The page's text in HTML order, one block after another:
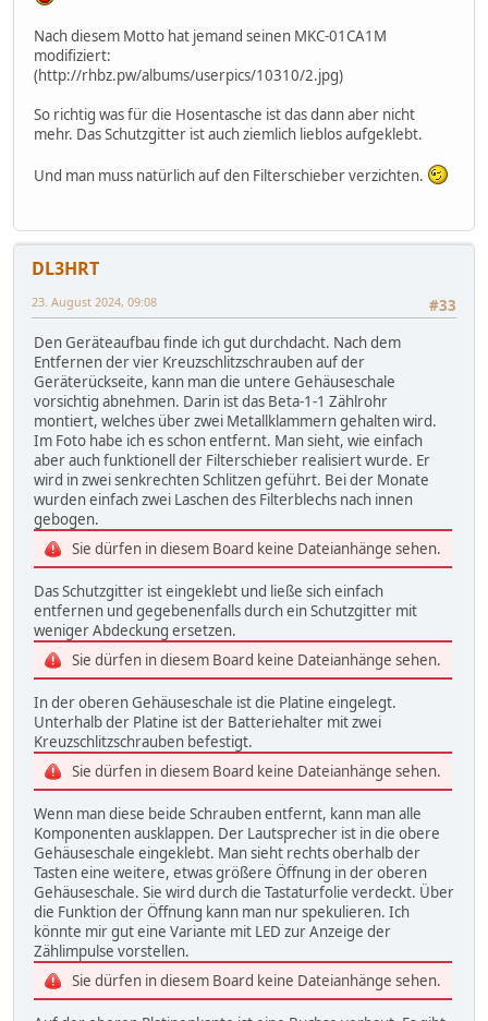
Nach diesem Motto hat jemand seinen MKC-01CA1M
modifiziert:
(http://rhbz.pw/albums/userpics/10310/2.jpg)
So richtig was für die Hosentasche ist das dann aber nicht
mehr. Das Schutzgitter ist auch ziemlich lieblos aufgeklebt.
Und man muss natürlich auf den Filterschieber verzichten.
DL3HRT
#33
23. August 2024, 09:08
Den Geräteaufbau finde ich gut durchdacht. Nach dem
Entfernen der vier Kreuzschlitzschrauben auf der
Geräterückseite, kann man die untere Gehäuseschale
vorsichtig abnehmen. Darin ist das Beta-1-1 Zählrohr
montiert, welches über zwei Metallklammern gehalten wird.
Im Foto habe ich es schon entfernt. Man sieht, wie einfach
aber auch funktionell der Filterschieber realisiert wurde. Er
wird in zwei senkrechten Schlitzen geführt. Bei der Monate
wurden einfach zwei Laschen des Filterblechs nach innen
gebogen.
Sie dürfen in diesem Board keine Dateianhänge sehen.
Das Schutzgitter ist eingeklebt und ließe sich einfach
entfernen und gegebenenfalls durch ein Schutzgitter mit
weniger Abdeckung ersetzen.
Sie dürfen in diesem Board keine Dateianhänge sehen.
In der oberen Gehäuseschale ist die Platine eingelegt.
Unterhalb der Platine ist der Batteriehalter mit zwei
Kreuzschlitzschrauben befestigt.
Sie dürfen in diesem Board keine Dateianhänge sehen.
Wenn man diese beide Schrauben entfernt, kann man alle
Komponenten ausklappen. Der Lautsprecher ist in die obere
Gehäuseschale eingeklebt. Man sieht rechts oberhalb der
Tasten eine weitere, etwas größere Öffnung in der oberen
Gehäuseschale. Sie wird durch die Tastaturfolie verdeckt. Über
die Funktion der Öffnung kann man nur spekulieren. Ich
könnte mir gut eine Variante mit LED zur Anzeige der
Zählimpulse vorstellen.
Sie dürfen in diesem Board keine Dateianhänge sehen.